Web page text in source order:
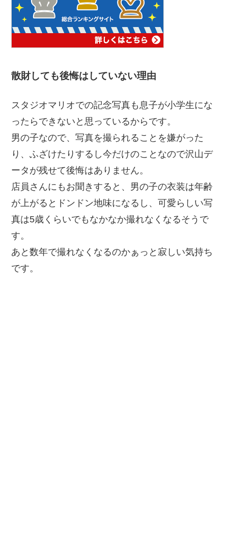
散財しても後悔はしていない理由
スタジオマリオでの記念写真も息子が小学生にな
ったらできないと思っているからです。
男の子なので、写真を撮られることを嫌がった
り、ふざけたりするし今だけのことなので沢山デ
ータが残せて後悔はありません。
店員さんにもお聞きすると、男の子の衣装は年齢
が上がるとドンドン地味になるし、可愛らしい写
真は5歳くらいでもなかなか撮れなくなるそうで
す。
あと数年で撮れなくなるのかぁっと寂しい気持ち
です。